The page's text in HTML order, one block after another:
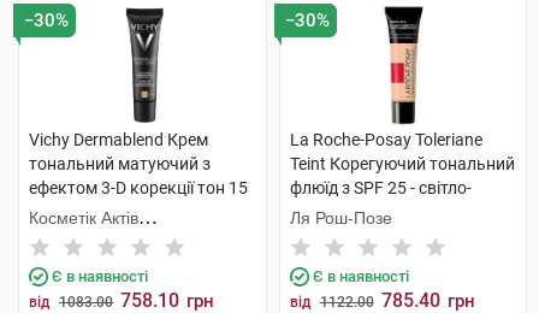
−30%
Vichy Dermablend Крем
тональний матуючий з
ефектом 3-D корекції тон 15
30 мл 1 туба
Косметік Актів
Інтернаціональ
Є в наявності
від 1083.00 758.10 грн
−30%
La Roche-Posay Toleriane
Teint Корегуючий тональний
флюїд з SPF 25 - світло-
бежевий 30 мл 1 туба
Ля Рош-Позе
Є в наявності
від 1122.00 785.40 грн